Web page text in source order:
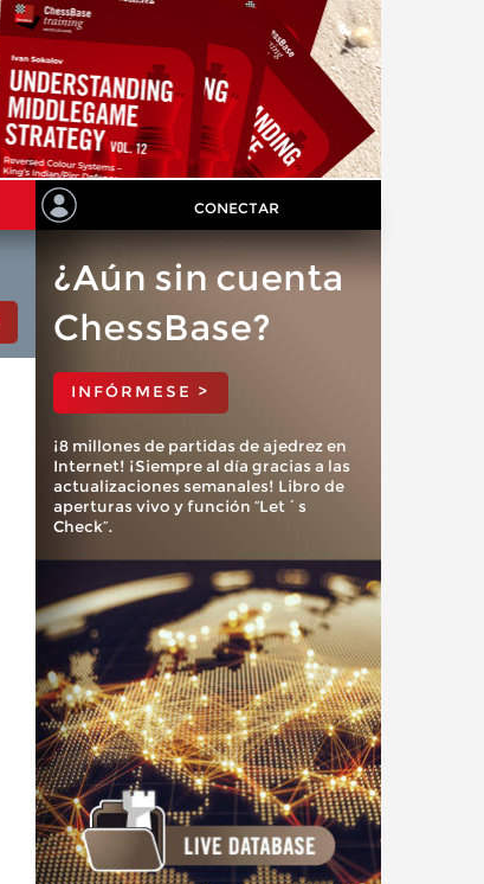
CONECTAR
¿Aún sin cuenta
ChessBase?
INFÓRMESE >
¡8 millones de partidas de ajedrez en
Internet! ¡Siempre al día gracias a las
actualizaciones semanales! Libro de
aperturas vivo y función “Let´s
Check”.